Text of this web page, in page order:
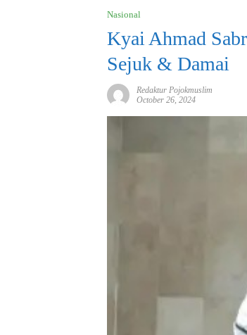
Nasional
Kyai Ahmad
Sejuk & Damai
Redaktur Pojokmuslim
October 26, 2024